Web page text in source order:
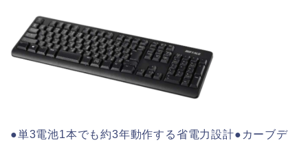
●単3電池1本でも約3年動作する省電力設計●カーブデ